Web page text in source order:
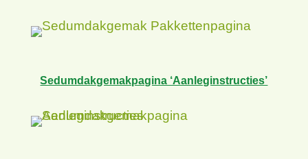
Sedumdakgemakpagina ‘Aanleginstructies’